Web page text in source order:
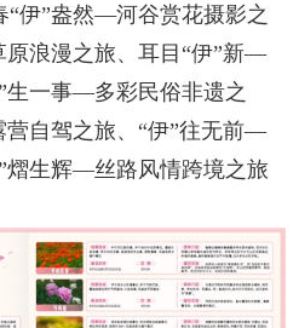
“伊”盎然—河谷赏花摄影之
浪漫之旅、耳目“伊”新—
生一事—多彩民俗非遗之
自驾之旅、“伊”往无前—
熠生辉—丝路风情跨境之旅